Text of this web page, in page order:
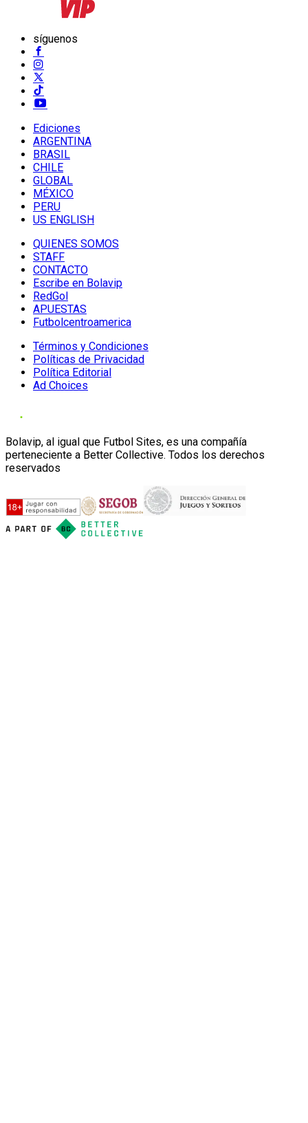
síguenos
Ediciones
ARGENTINA
BRASIL
CHILE
GLOBAL
MÉXICO
PERU
US ENGLISH
QUIENES SOMOS
STAFF
CONTACTO
Escribe en Bolavip
RedGol
APUESTAS
Futbolcentroamerica
Términos y Condiciones
Políticas de Privacidad
Política Editorial
Ad Choices
Bolavip, al igual que Futbol Sites, es una compañía
perteneciente a Better Collective. Todos los derechos
reservados